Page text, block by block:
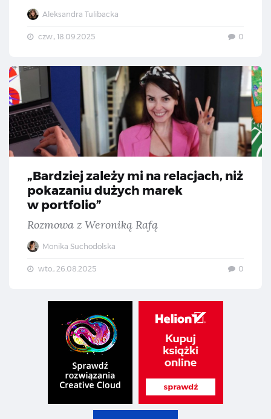
Aleksandra Tulibacka
czw., 18.09.2025 0
„Bardziej zależy mi na relacjach, niż
pokazaniu dużych marek
w portfolio”
Rozmowa z Weroniką Rafą
Monika Suchodolska
wto., 26.08.2025 0